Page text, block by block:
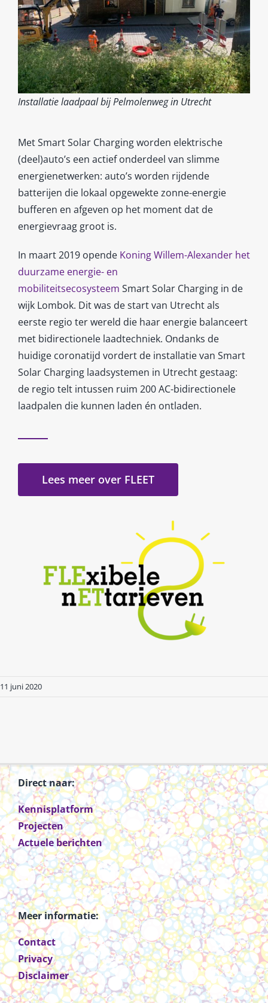
Installatie laadpaal bij Pelmolenweg in Utrecht
Met Smart Solar Charging worden elektrische
(deel)auto’s een actief onderdeel van slimme
energienetwerken: auto’s worden rijdende
batterijen die lokaal opgewekte zonne-energie
bufferen en afgeven op het moment dat de
energievraag groot is.
In maart 2019 opende Koning Willem-Alexander het
duurzame energie- en
mobiliteitsecosysteem Smart Solar Charging in de
wijk Lombok. Dit was de start van Utrecht als
eerste regio ter wereld die haar energie balanceert
met bidirectionele laadtechniek. Ondanks de
huidige coronatijd vordert de installatie van Smart
Solar Charging laadsystemen in Utrecht gestaag:
de regio telt intussen ruim 200 AC-bidirectionele
laadpalen die kunnen laden én ontladen.
Lees meer over FLEET
11 juni 2020
Direct naar:
Kennisplatform
Projecten
Actuele berichten
Meer informatie:
Contact
Privacy
Disclaimer